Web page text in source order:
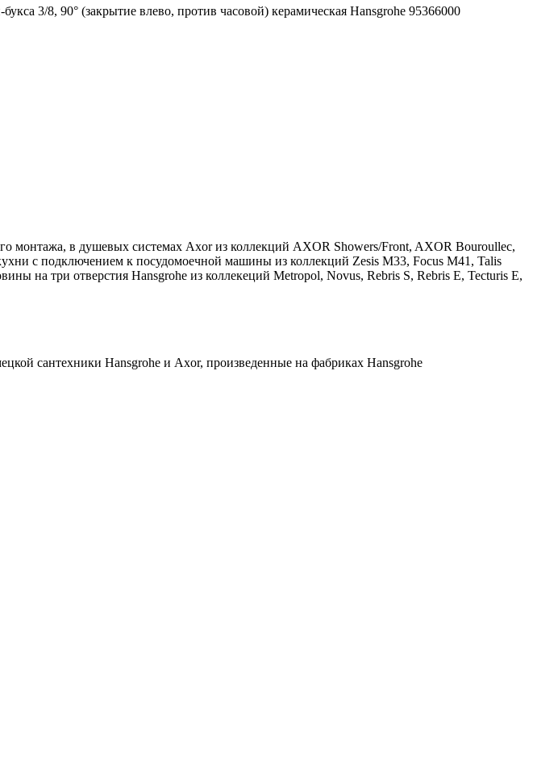
монтажа, в душевых системах Axor из коллекций AXOR Showers/Front, AXOR Bouroullec,
с подключением к посудомоечной машины из коллекций Zesis M33, Focus M41, Talis
на три отверстия Hansgrohe из коллекеций Metropol, Novus, Rebris S, Rebris E, Tecturis E,
сантехники Hansgrohe и Axor, произведенные на фабриках Hansgrohe